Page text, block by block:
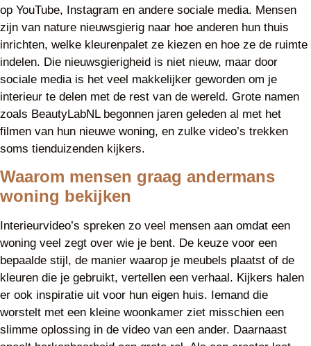
op YouTube, Instagram en andere sociale media. Mensen
zijn van nature nieuwsgierig naar hoe anderen hun thuis
inrichten, welke kleurenpalet ze kiezen en hoe ze de ruimte
indelen. Die nieuwsgierigheid is niet nieuw, maar door
sociale media is het veel makkelijker geworden om je
interieur te delen met de rest van de wereld. Grote namen
zoals BeautyLabNL begonnen jaren geleden al met het
filmen van hun nieuwe woning, en zulke video’s trekken
soms tienduizenden kijkers.
Waarom mensen graag andermans
woning bekijken
Interieurvideo’s spreken zo veel mensen aan omdat een
woning veel zegt over wie je bent. De keuze voor een
bepaalde stijl, de manier waarop je meubels plaatst of de
kleuren die je gebruikt, vertellen een verhaal. Kijkers halen
er ook inspiratie uit voor hun eigen huis. Iemand die
worstelt met een kleine woonkamer ziet misschien een
slimme oplossing in de video van een ander. Daarnaast